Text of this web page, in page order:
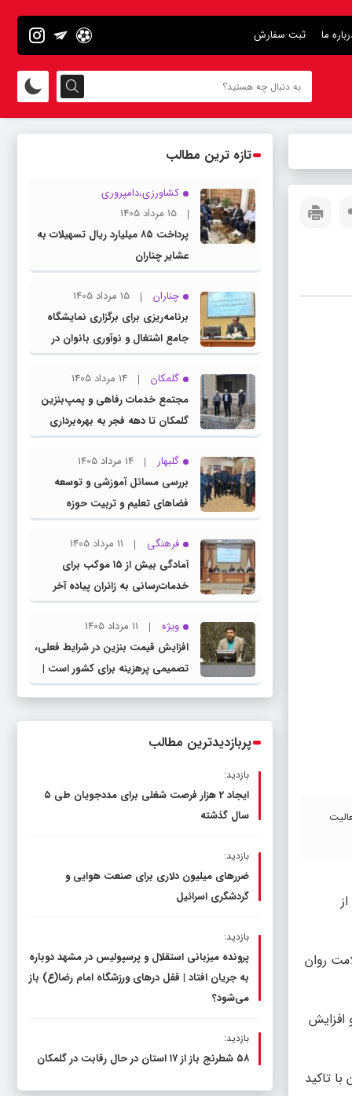
ما ثبت سفارش
فعالیت
روان
افزایش
تاکید
تازه ترین مطالب
کشاورزی،دامپروری
15 مرداد 1405
پرداخت ۸۵ میلیارد ریال تسهیلات به
عشایر چناران
چناران
15 مرداد 1405
برنامه‌ریزی برای برگزاری نمایشگاه
جامع اشتغال و نوآوری بانوان در
چناران
گلمکان
14 مرداد 1405
مجتمع خدمات رفاهی و پمپ‌بنزین
گلمکان تا دهه فجر به بهره‌برداری
می‌رسد
گلبهار
14 مرداد 1405
بررسی مسائل آموزشی و توسعه
فضاهای تعلیم و تربیت حوزه
انتخابیه در نشست مشترک عضو
کمیسیون آموزش مجلس با مدیرکل
آموزش و پرورش خراسان رضوی
فرهنگی
11 مرداد 1405
آمادگی بیش از ۱۵ موکب برای
خدمات‌رسانی به زائران پیاده آخر
صفر در شهرستان چناران
ویژه
11 مرداد 1405
افزایش قیمت بنزین در شرایط فعلی،
تصمیمی پرهزینه برای کشور است |
دولت، قاچاق سوخت و عوامل اصلی
پربازدیدترین مطالب
بازدید:
ایجاد 2 هزار فرصت شغلی برای مددجویان طی ۵
سال گذشته
بازدید:
ضررهای میلیون دلاری برای صنعت هوایی و
گردشگری اسرائیل
بازدید:
پرونده میزبانی استقلال و پرسپولیس در مشهد دوباره
به جریان افتاد | قفل در‌های ورزشگاه امام رضا(ع) باز
می‌شود؟
بازدید:
۵۸ شطرنج‌ باز از ۱۷ استان در حال رقابت در گلمکان